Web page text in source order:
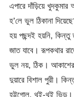
এপারে দাঁড়িয়ে খুদকুমার
হ’লে ভুল ঠিকানা
হয় পছন্দই হয়নি, কিন্তু
জাত যাবে। রূপকথার
ভুল নয়, ঠিক। আকাশের
দুয়ারে বিশাল পুরী।
হট্টগোল, থই-থই ভিড়।